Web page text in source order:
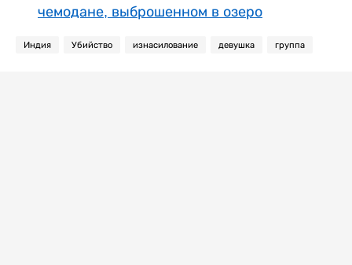
чемодане, выброшенном в озеро
Индия Убийство изнасилование девушка группа